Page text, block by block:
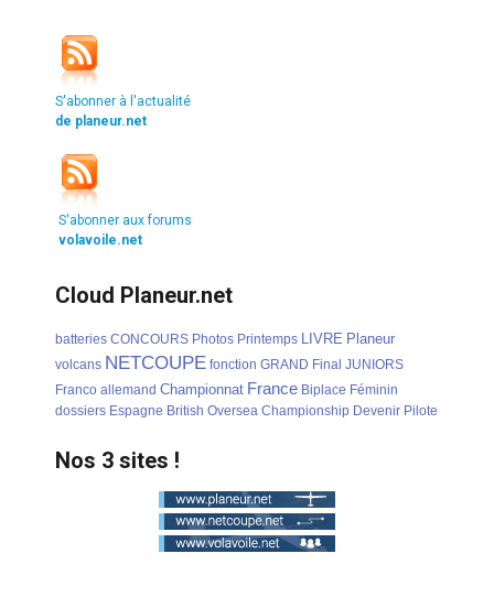
S'abonner à l'actualité
de planeur.net
S'abonner aux forums
volavoile.net
Cloud Planeur.net
batteries CONCOURS Photos Printemps LIVRE Planeur
volcans NETCOUPE fonction GRAND Final JUNIORS
Franco allemand Championnat France Biplace Féminin
dossiers Espagne British Oversea Championship Devenir Pilote
Nos 3 sites !